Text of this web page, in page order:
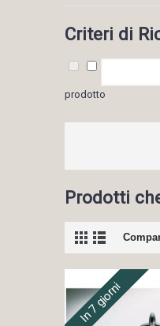
Criteri di
prodotto
Prodotti
In 7 giorni